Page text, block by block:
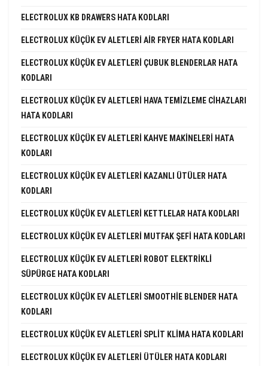
ELECTROLUX KB DRAWERS HATA KODLARI
ELECTROLUX KÜÇÜK EV ALETLERI AIR FRYER HATA KODLARI
ELECTROLUX KÜÇÜK EV ALETLERI ÇUBUK BLENDERLAR HATA
KODLARI
ELECTROLUX KÜÇÜK EV ALETLERI HAVA TEMIZLEME CIHAZLARI
HATA KODLARI
ELECTROLUX KÜÇÜK EV ALETLERI KAHVE MAKINELERI HATA
KODLARI
ELECTROLUX KÜÇÜK EV ALETLERI KAZANLI ÜTÜLER HATA
KODLARI
ELECTROLUX KÜÇÜK EV ALETLERI KETTLELAR HATA KODLARI
ELECTROLUX KÜÇÜK EV ALETLERI MUTFAK ŞEFI HATA KODLARI
ELECTROLUX KÜÇÜK EV ALETLERI ROBOT ELEKTRIKLI
SÜPÜRGE HATA KODLARI
ELECTROLUX KÜÇÜK EV ALETLERI SMOOTHIE BLENDER HATA
KODLARI
ELECTROLUX KÜÇÜK EV ALETLERI SPLIT KLIMA HATA KODLARI
ELECTROLUX KÜÇÜK EV ALETLERI ÜTÜLER HATA KODLARI